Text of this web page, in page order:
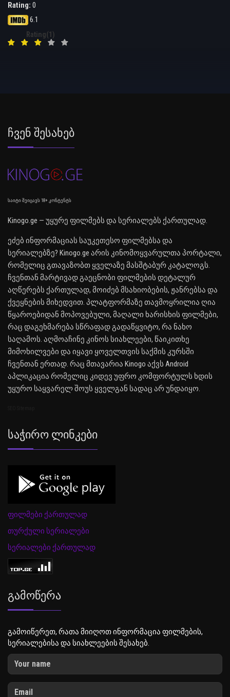
Rating: 0
6.1
Rating(1)
Ჩვენ Შესახებ
საიტი შეიცავს 18+ კონტენტს
Kinogo.ge — უყურე ფილმებს და სერიალებს ქართულად.
ეძებ ინფორმაციას საუკეთესო ფილმებსა და
სერიალებზე? Kinogo.ge არის კინომოყვარულთა პორტალი,
რომელიც გთავაზობთ ყველაზე მასშტაბურ კატალოგს.
ჩვენთან მარტივად გაეცნობი ფილმების დეტალურ
აღწერებს ქართულად, მოიძებ მსახიობების, ჟანრებსა და
ქვეყნების მიხედვით. პლატფორმაზე თავმოყრილია ღია
წყაროებიდან მოპოვებული, მაღალი ხარისხის ფილმები,
რაც დაგეხმარება სწრაფად გადაწყვიტო, რა ნახო
საღამოს. აღმოაჩინე კინოს სიახლეები, წაიკითხე
მიმოხილვები და იყავი ყოველთვის საქმის კურსში
ჩვენთან ერთად. რაც მთავარია Kinogo აქვს Android
აპლიკაცია რომელიც კიდევ უფრო კომფორტულს ხდის
უყურო საყვარელ შოუს ყველგან სადაც არ უნდაიყო.
Საჭირო Ლინკები
ფილმები ქართულად
თურქული სერიალები
სერიალები ქართულად
Გამოწერა
გამოიწერეთ, რათა მიიღოთ ინფორმაცია ფილმების,
სერიალებისა და სიახლეების შესახებ.